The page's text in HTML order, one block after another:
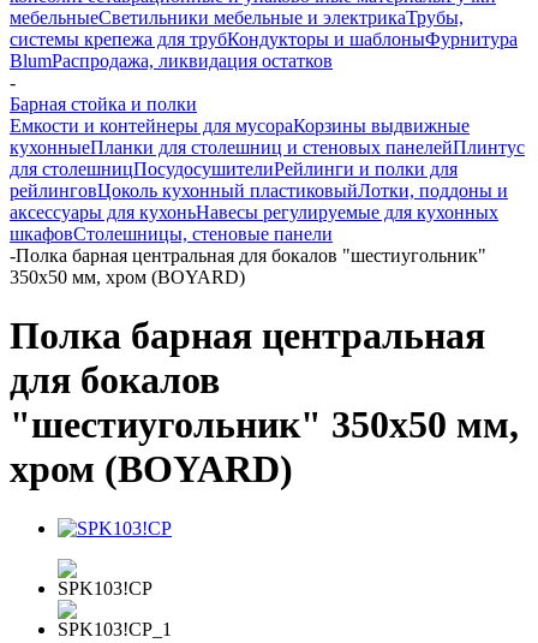
мебельныеСветильники мебельные и электрикаТрубы,
системы крепежа для трубКондукторы и шаблоныФурнитура
BlumРаспродажа, ликвидация остатков
-
Барная стойка и полки
Емкости и контейнеры для мусораКорзины выдвижные
кухонныеПланки для столешниц и стеновых панелейПлинтус
для столешницПосудосушителиРейлинги и полки для
рейлинговЦоколь кухонный пластиковыйЛотки, поддоны и
аксессуары для кухоньНавесы регулируемые для кухонных
шкафовСтолешницы, стеновые панели
-Полка барная центральная для бокалов "шестиугольник"
350х50 мм, хром (BOYARD)
Полка барная центральная
для бокалов
"шестиугольник" 350х50 мм,
хром (BOYARD)